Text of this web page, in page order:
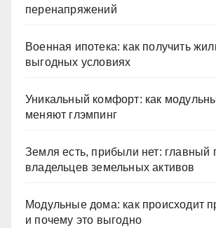
перенапряжений
Военная ипотека: как получить
выгодных условиях
Уникальный комфорт: как
меняют глэмпинг
Земля есть, прибыли нет: главный
владельцев земельных активов
Модульные дома: как происходит
и почему это выгодно